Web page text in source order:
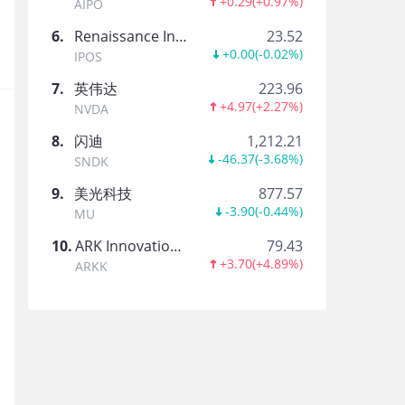
美股走势分化，道琼斯指数跌0.12%，纳斯
智通财经·08-07 13:34
道琼斯、标普 500、纳斯达克指数开盘上涨
·08-07 13:32
美股开盘 | 三大指数集体高开！光通信概念
AIPO
6. Renaissance International IPO ETF
IPOS
23.52
+0.00(-0.02%)
7. 英伟达
NVDA
223.96
+4.97(+2.27%)
8. 闪迪
SNDK
1,212.21
-46.37(-3.68%)
9. 美光科技
MU
877.57
-3.90(-0.44%)
10. ARK Innovation ETF
ARKK
79.43
+3.70(+4.89%)